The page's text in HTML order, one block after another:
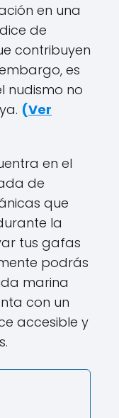
en una
de
contribuyen
es
nudismo no
(Ver
en el
de
que
la
tus gafas
podrás
marina
con un
accesible y